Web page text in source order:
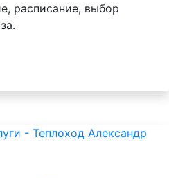
расписание, выбор